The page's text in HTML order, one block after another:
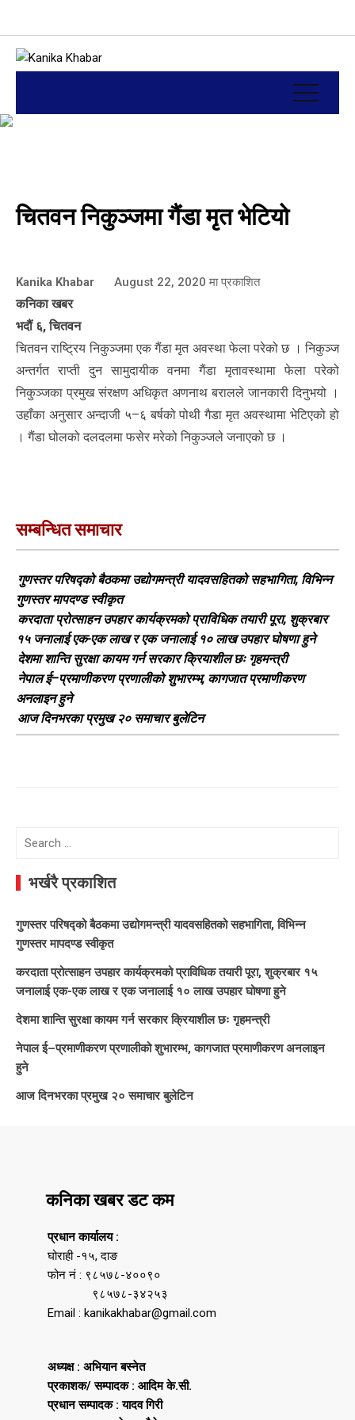
चितवन निकुञ्जमा गैंडा मृत भेटियो
Kanika Khabar August 22, 2020 मा प्रकाशित
कनिका खबर
भदौं ६, चितवन
चितवन राष्ट्रिय निकुञ्जमा एक गैंडा मृत अवस्था फेला परेको छ । निकुञ्ज
अन्तर्गत राप्ती दुन सामुदायीक वनमा गैंडा मृतावस्थामा फेला परेको
निकुञ्जका प्रमुख संरक्षण अधिकृत अणनाथ बरालले जानकारी दिनुभयो ।
उहाँका अनुसार अन्दाजी ५–६ बर्षको पोथी गैडा मृत अवस्थामा भेटिएको हो
। गैंडा घोलको दलदलमा फसेर मरेको निकुञ्जले जनाएको छ ।
सम्बन्धित समाचार
गुणस्तर परिषद्को बैठकमा उद्योगमन्त्री यादवसहितको सहभागिता, विभिन्न
गुणस्तर मापदण्ड स्वीकृत
करदाता प्रोत्साहन उपहार कार्यक्रमको प्राविधिक तयारी पूरा, शुक्रबार
१५ जनालाई एक-एक लाख र एक जनालाई १० लाख उपहार घोषणा हुने
देशमा शान्ति सुरक्षा कायम गर्न सरकार क्रियाशील छः गृहमन्त्री
नेपाल ई–प्रमाणीकरण प्रणालीको शुभारम्भ, कागजात प्रमाणीकरण
अनलाइन हुने
आज दिनभरका प्रमुख २० समाचार बुलेटिन
Search
भर्खरै प्रकाशित
गुणस्तर परिषद्को बैठकमा उद्योगमन्त्री यादवसहितको सहभागिता, विभिन्न
गुणस्तर मापदण्ड स्वीकृत
करदाता प्रोत्साहन उपहार कार्यक्रमको प्राविधिक तयारी पूरा, शुक्रबार १५
जनालाई एक-एक लाख र एक जनालाई १० लाख उपहार घोषणा हुने
देशमा शान्ति सुरक्षा कायम गर्न सरकार क्रियाशील छः गृहमन्त्री
नेपाल ई–प्रमाणीकरण प्रणालीको शुभारम्भ, कागजात प्रमाणीकरण अनलाइन
हुने
आज दिनभरका प्रमुख २० समाचार बुलेटिन
कनिका खबर डट कम
प्रधान कार्यालय :
घोराही -१५, दाङ
फोन नं : ९८५७८-४००९०
९८५७८-३४२५३
Email : kanikakhabar@gmail.com
अध्यक्ष : अभियान बस्नेत
प्रकाशक/ सम्पादक : आदिम के.सी.
प्रधान सम्पादक : यादव गिरी